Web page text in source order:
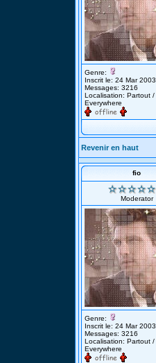
Genre:
Inscrit le: 24 Mar 2003
Messages: 3216
Localisation: Partout /
Everywhere
Revenir en haut
fio
Moderator
Genre:
Inscrit le: 24 Mar 2003
Messages: 3216
Localisation: Partout /
Everywhere